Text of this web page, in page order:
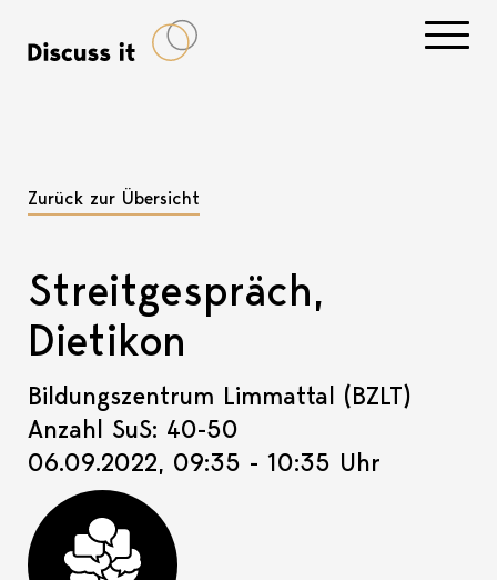
Zurück zur Übersicht
Streitgespräch,
Dietikon
Bildungszentrum Limmattal (BZLT)
Anzahl SuS: 40-50
06.09.2022, 09:35 - 10:35 Uhr